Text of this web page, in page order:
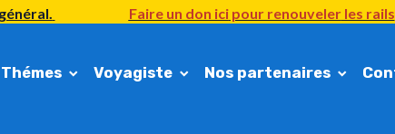
Faire un don icipour renouvelerles rails
Voyagiste Nos partenaires